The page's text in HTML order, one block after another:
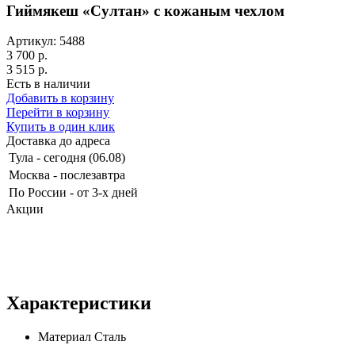
Гиймякеш «Султан» с кожаным чехлом
Артикул: 5488
3 700 р.
3 515 р.
Есть в наличии
Добавить в корзину
Перейти в корзину
Купить в один клик
Доставка до адреса
Тула - сегодня (06.08)
Москва - послезавтра
По России - от 3-х дней
Акции
Характеристики
Материал Сталь